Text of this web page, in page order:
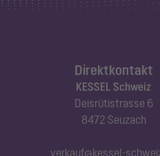
Direktkontakt
KESSEL Schweiz
Deisrütistrasse 6
8472 Seuzach
verkauf@kessel-